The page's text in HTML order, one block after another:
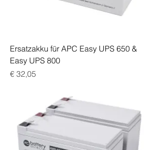
Ersatzakku für APC Easy UPS 650 &
Easy UPS 800
Preis
€ 32,05